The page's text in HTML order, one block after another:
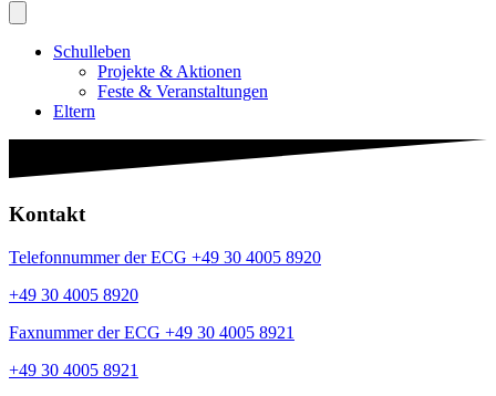
Schulleben
Projekte & Aktionen
Feste & Veranstaltungen
Eltern
Kontakt
Telefonnummer der ECG +49 30 4005 8920
+49 30 4005 8920
Faxnummer der ECG +49 30 4005 8921
+49 30 4005 8921